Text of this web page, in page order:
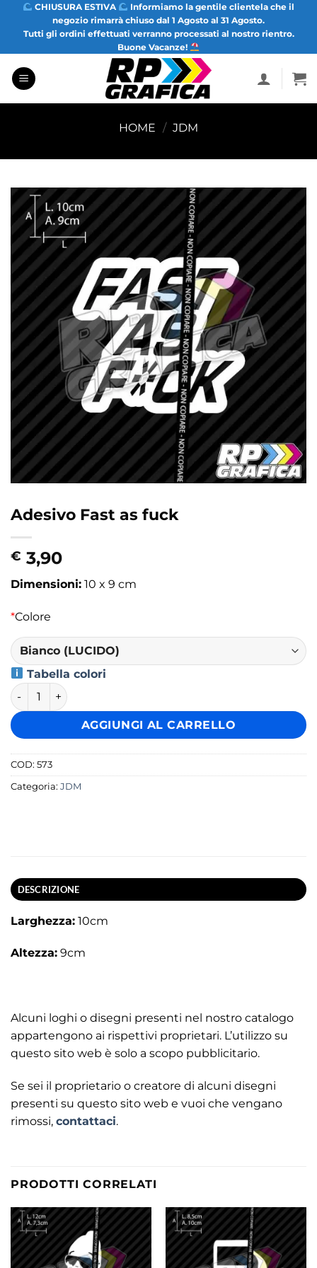
Salta
contenuti
CHIUSURA ESTIVA
Informiamo la gentile clientela che il
negozio rimarrà chiuso dal 1 Agosto al 31 Agosto.
Tutti gli ordini effettuati verranno processati al nostro rientro.
Buone Vacanze!
HOME / JDM
Adesivo Fast as fuck
€ 3,90
Dimensioni: 10 x 9 cm
*Colore
Tabella colori
Adesivo Fast as fuck quantità
AGGIUNGI AL CARRELLO
COD: 573
Categoria: JDM
DESCRIZIONE
Larghezza: 10cm
Altezza: 9cm
Alcuni loghi o disegni presenti nel nostro catalogo
appartengono ai rispettivi proprietari. L’utilizzo su
questo sito web è solo a scopo pubblicitario.
Se sei il proprietario o creatore di alcuni disegni
presenti su questo sito web e vuoi che vengano
rimossi, contattaci.
PRODOTTI CORRELATI